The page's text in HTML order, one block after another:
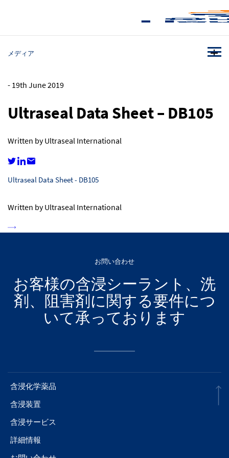
メディア
-19th June 2019
Ultraseal Data Sheet – DB105
Written by Ultraseal International
Ultraseal Data Sheet - DB105
Written by Ultraseal International
お問い合わせ
お客様の含浸シーラント、洗
剤、阻害剤に関する要件につ
いて承っております
含浸化学薬品
含浸装置
含浸サービス
詳細情報